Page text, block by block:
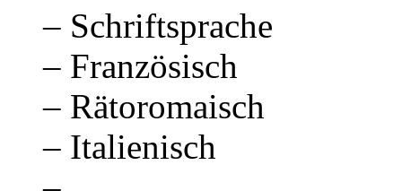
– Schriftsprache
– Französisch
– Rätoromaisch
– Italienisch